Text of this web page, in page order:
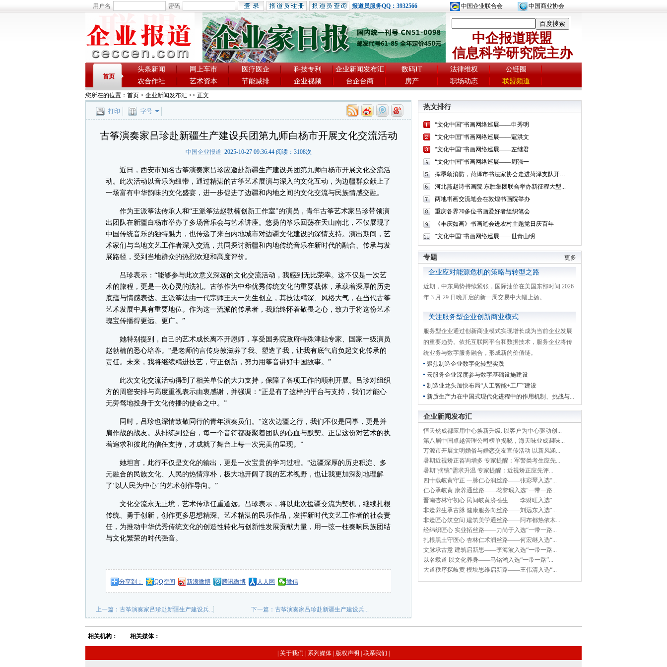
中国企业联合会 中国商业协会
用户名 密码 报道员服务QQ：3932566
中企报道联盟
信息科学研究院主办
首页
头条新闻 网上车市 医疗医企 科技专利 企业新闻发布汇 数码IT 法律维权
公链圈
农合作社
艺术资本 节能减排 企业视频 台企台商 房产 职场动态 联盟频道
您所在的位置： 首页 > 企业新闻发布汇 >> 正文
打印 字号
古筝演奏家吕珍赴新疆生产建设兵团第九师白杨市开展文化交流活动
中国企业报道 2025-10-27 09:36:44 阅读： 3108次
近日，西安市知名古筝演奏家吕珍应邀赴新疆生产建设兵团第九师白杨市开展文化交流活
动。此次活动以音乐为纽带，通过精湛的古筝艺术展演与深入的文化互动，为边疆群众献上了
一场富有中华韵味的文化盛宴，进一步促进了边疆和内地之间的文化交流与民族情感交融。
作为王派筝法传承人和“王派筝法赵勃楠创新工作室”的演员，青年古筝艺术家吕珍带领演
出团队在新疆白杨市举办了多场音乐会与艺术讲座。悠扬的筝乐回荡在天山南北，不仅展现了
中国传统音乐的独特魅力，也传递了来自内地城市对边疆文化建设的深情支持。演出期间，艺
术家们与当地文艺工作者深入交流，共同探讨新疆和内地传统音乐在新时代的融合、传承与发
展路径，受到当地群众的热烈欢迎和高度评价。
吕珍表示：“能够参与此次意义深远的文化交流活动，我感到无比荣幸。这不仅是一次艺
术的旅程，更是一次心灵的洗礼。古筝作为中华优秀传统文化的重要载体，承载着深厚的历史
底蕴与情感表达。王派筝法由一代宗师王天一先生创立，其技法精深、风格大气，在当代古筝
艺术发展中具有重要地位。作为这一流派的传承者，我始终怀着敬畏之心，致力于将这份艺术
瑰宝传播得更远、更广。”
她特别提到，自己的艺术成长离不开恩师，享受国务院政府特殊津贴专家、国家一级演员
赵勃楠的悉心培养。“是老师的言传身教滋养了我、塑造了我，让我有底气肩负起文化传承的
责任。未来，我将继续精进技艺，守正创新，努力用筝音讲好中国故事。”
此次文化交流活动得到了相关单位的大力支持，保障了各项工作的顺利开展。吕珍对组织
方的周密安排与高度重视表示由衷感谢，并强调：“正是有了这样的平台与支持，我们才能心
无旁骛地投身于文化传播的使命之中。”
同时，吕珍也深情致敬同行的青年演奏员们。“这次边疆之行，我们不仅是同事，更是并
肩作战的战友。从排练到登台，每一个音符都凝聚着团队的心血与默契。正是这份对艺术的执
着追求和彼此的信任支持，才成就了舞台上每一次完美的呈现。”
她坦言，此行不仅是文化的输出，更是一次宝贵的学习过程。“边疆深厚的历史积淀、多
元融合的民族文化、人民的热情淳朴，极大地开阔了我的艺术视野，也让我更加深刻地理解
了‘以人民为中心’的艺术创作导向。”
文化交流永无止境，艺术传承任重道远。吕珍表示，将以此次援疆交流为契机，继续扎根
传统、勇于创新，创作更多思想精深、艺术精湛的民乐作品，发挥新时代文艺工作者的社会责
任，为推动中华优秀传统文化的创造性转化与创新性发展贡献力量，用一弦一柱奏响民族团结
与文化繁荣的时代强音。
分享到： QQ空间 新浪微博 腾讯微博 人人网 微信
上一篇： 古筝演奏家吕珍赴新疆生产建设兵... 下一篇： 古筝演奏家吕珍赴新疆生产建设兵...
热文排行
“文化中国”书画网络巡展——申秀明
“文化中国”书画网络巡展——寇洪文
“文化中国”书画网络巡展——左继君
“文化中国”书画网络巡展——周强一
挥墨颂消防，菏泽市书法家协会走进菏泽支队开展...
河北燕赵诗书画院 东胜集团联合举办新征程大型...
两地书画交流笔会在敦煌书画院举办
重庆各界70多位书画爱好者组织笔会
《丰庆如画》书画笔会进农村主题党日庆百年
“文化中国”书画网络巡展——世青山明
更多
专题
企业应对能源危机的策略与转型之路
近期，中东局势持续紧张，国际油价在美国东部时间 2026
年 3 月 29 日晚开启的新一周交易中大幅上扬。
关注服务型企业创新商业模式
服务型企业通过创新商业模式实现增长成为当前企业发展
的重要趋势。依托互联网平台和数据技术，服务企业将传
统业务与数字服务融合，形成新的价值链。
聚焦制造企业数字化转型实践
云服务企业深度参与数字基础设施建设
制造业龙头加快布局“人工智能+工厂”建设
新质生产力在中国式现代化进程中的作用机制、挑战与...
企业新闻发布汇
恒天然成都应用中心焕新升级: 以客户为中心驱动创...
第八届中国卓越管理公司榜单揭晓，海天味业成调味...
万源市开展文明婚俗与婚恋交友宣传活动 以新风涵...
暑期近视矫正咨询增多 专家提醒：军警类考生应先...
暑期“摘镜”需求升温 专家提醒：近视矫正应先评...
四十载岐黄守正 一脉仁心润丝路——张彩琴入选“...
仁心承岐黄 康养通丝路——花黎珉入选“一带一路...
晋南杏林守初心 民间岐黄济苍生——李财旺入选“...
非遗养生承古脉 健康服务向丝路——刘远东入选“...
非遗匠心筑空间 建筑美学通丝路——阿布都热依木...
经纬织匠心 实业拓丝路——力尚于入选“一带一路...
扎根黑土守医心 杏林仁术润丝路——何宏继入选“...
文脉承古意 建筑启新思——李海波入选“一带一路...
以名载道 以文化养身——马铭鸿入选“一带一路”...
大道秩序探岐黄 模块思维启新路——王伟清入选“...
相关机构： 相关媒体：
关于我们 系列媒体 版权声明 联系我们